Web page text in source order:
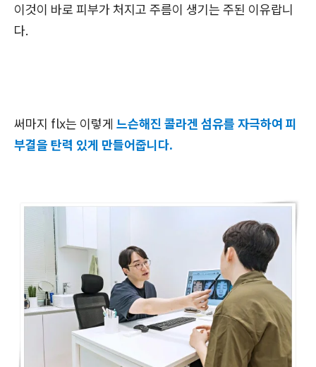
이것이 바로 피부가 처지고 주름이 생기는 주된 이유랍니
다.
써마지 flx는 이렇게 느슨해진 콜라겐 섬유를 자극하여 피
부결을 탄력 있게 만들어줍니다.